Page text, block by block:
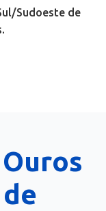
Sudoeste de